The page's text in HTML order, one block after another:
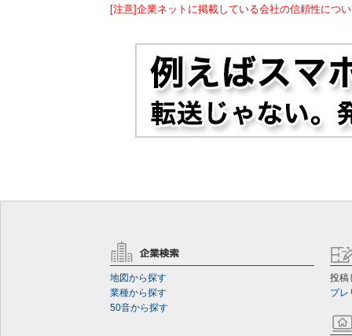
[注意]企業ネットに掲載している会社の信頼性につ
地図から探す
業種から探す
50音から探す
投稿
プレ